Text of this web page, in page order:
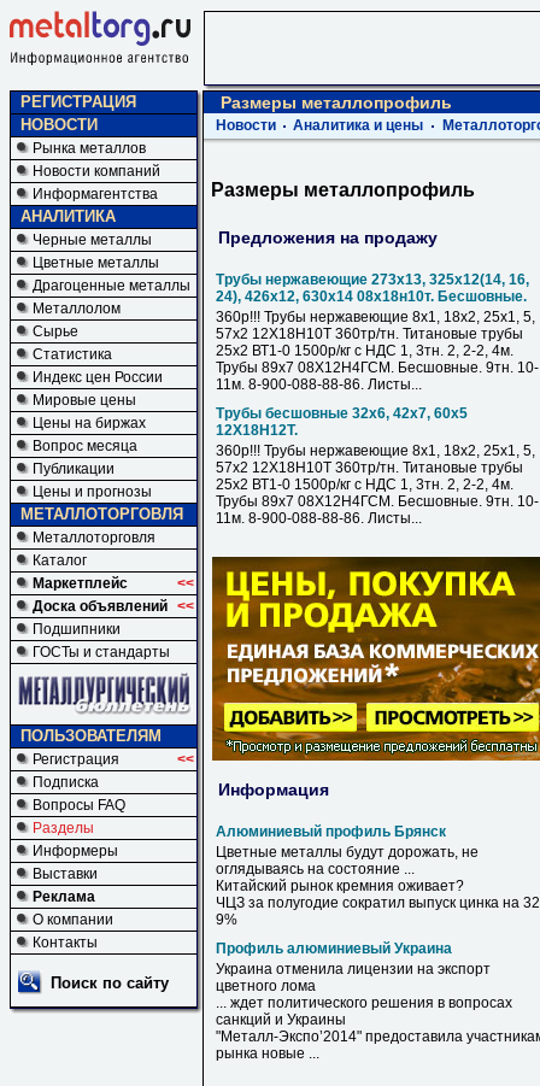
РЕГИСТРАЦИЯ
НОВОСТИ
Рынка металлов
Новости компаний
Информагентства
АНАЛИТИКА
Черные металлы
Цветные металлы
Драгоценные металлы
Металлолом
Сырье
Статистика
Индекс цен России
Мировые цены
Цены на биржах
Вопрос месяца
Публикации
Цены и прогнозы
МЕТАЛЛОТОРГОВЛЯ
Металлоторговля
Каталог
Маркетплейс
<<
Доска объявлений <<
Подшипники
ГОСТы и стандарты
ПОЛЬЗОВАТЕЛЯМ
Регистрация
<<
Подписка
Вопросы FAQ
Разделы
Информеры
Выставки
Реклама
О компании
Контакты
Поиск по сайту
Размеры металлопрофиль
Новости Аналитика и цены
Размеры металлопрофиль
Предложения на продажу
Трубы нержавеющие 273х13, 325х12(14, 16,
24), 426х12, 630х14 08х18н10т. Бесшовные.
360р!!! Трубы нержавеющие 8х1, 18х2, 25х1, 5,
57х2 12Х18Н10Т 360тр/тн. Титановые трубы
25х2 ВТ1-0 1500р/кг с НДС 1, 3тн. 2, 2-2, 4м.
Трубы 89х7 08Х12Н4ГСМ. Бесшовные. 9тн. 10-
11м. 8-900-088-88-86. Листы...
Трубы бесшовные 32х6, 42х7, 60х5
12Х18Н12Т.
360р!!! Трубы нержавеющие 8х1, 18х2, 25х1, 5,
57х2 12Х18Н10Т 360тр/тн. Титановые трубы
25х2 ВТ1-0 1500р/кг с НДС 1, 3тн. 2, 2-2, 4м.
Трубы 89х7 08Х12Н4ГСМ. Бесшовные. 9тн. 10-
11м. 8-900-088-88-86. Листы...
Информация
Алюминиевый профиль Брянск
Цветные металлы будут дорожать, не
оглядываясь на состояние ...
Китайский рынок кремния оживает?
ЧЦЗ за полугодие сократил выпуск цинка на
9%
Профиль алюминиевый Украина
Украина отменила лицензии на экспорт
цветного лома
... ждет политического решения в вопросах
санкций и Украины
"Металл-Экспо’2014" предоставила
рынка новые ...